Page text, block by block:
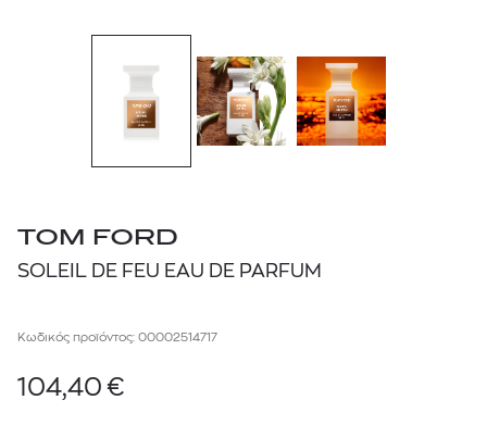
TOM FORD
SOLEIL DE FEU EAU DE PARFUM
Κωδικός προϊόντος: 00002514717
104,40 €